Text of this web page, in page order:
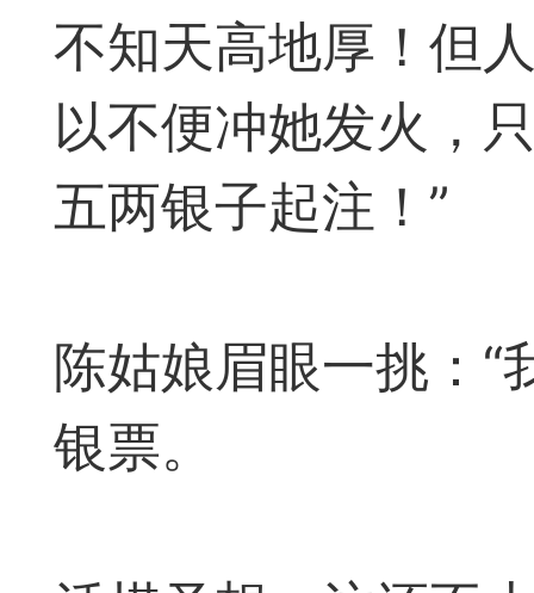
境界 Lv11
VIP11
05-09 18:39
电脑端
项
道app下载可点击
不知天高地厚！但
以不便冲她发火，
五两银子起注！”
陈姑娘眉眼一挑：“
银票。